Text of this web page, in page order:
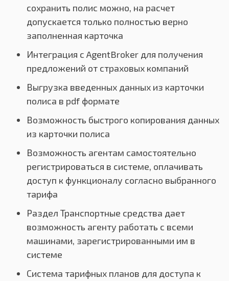
сохранить полис можно, на расчет
допускается только полностью верно
заполненная карточка
Интеграция с AgentBroker для получения
предложений от страховых компаний
Выгрузка введенных данных из карточки
полиса в pdf формате
Возможность быстрого копирования данных
из карточки полиса
Возможность агентам самостоятельно
регистрироваться в системе, оплачивать
доступ к функционалу согласно выбранного
тарифа
Раздел Транспортные средства дает
возможность агенту работать с всеми
машинами, зарегистрированными им в
системе
Система тарифных планов для доступа к